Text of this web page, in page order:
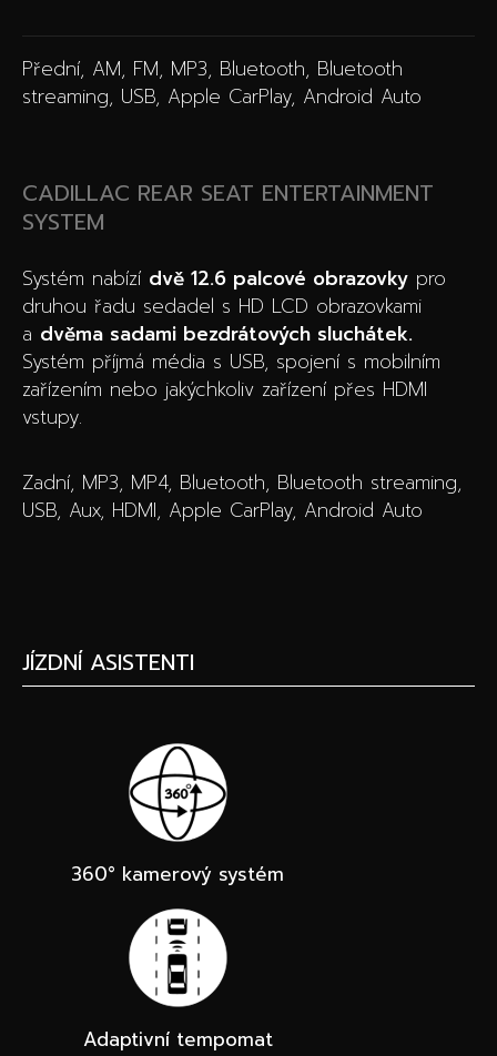
Přední, AM, FM, MP3, Bluetooth, Bluetooth
streaming, USB, Apple CarPlay, Android Auto
CADILLAC REAR SEAT ENTERTAINMENT
SYSTEM
Systém nabízí dvě 12.6 palcové obrazovky pro
druhou řadu sedadel s HD LCD obrazovkami
a dvěma sadami bezdrátových sluchátek.
Systém příjmá média s USB, spojení s mobilním
zařízením nebo jakýchkoliv zařízení přes HDMI
vstupy.
Zadní, MP3, MP4, Bluetooth, Bluetooth streaming,
USB, Aux, HDMI, Apple CarPlay, Android Auto
JÍZDNÍ ASISTENTI
360° kamerový systém
Adaptivní tempomat